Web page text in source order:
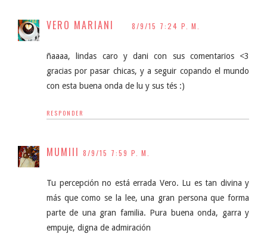
VERO MARIANI 8/9/15 7:24 P. M.
ñaaaa, lindas caro y dani con sus comentarios <3
gracias por pasar chicas, y a seguir copando el mundo
con esta buena onda de lu y sus tés :)
RESPONDER
MUMIII 8/9/15 7:59 P. M.
Tu percepción no está errada Vero. Lu es tan divina y
más que como se la lee, una gran persona que forma
parte de una gran familia. Pura buena onda, garra y
empuje, digna de admiración